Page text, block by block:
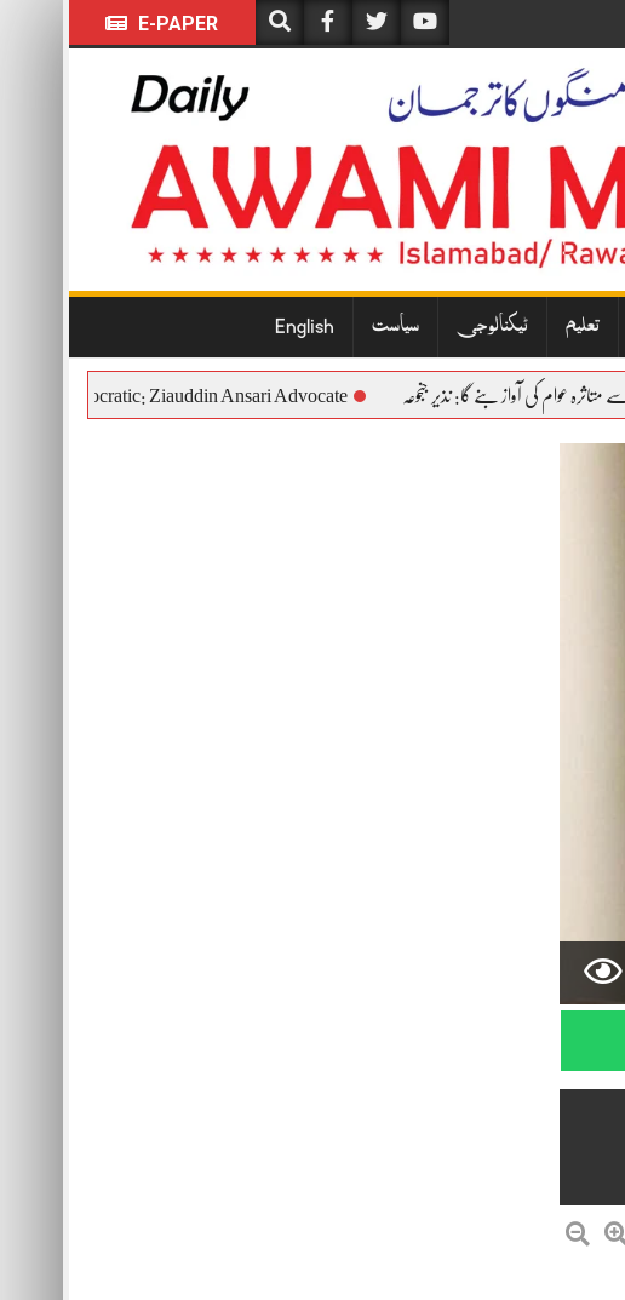
E-PAPER
تعلیم ٹیکنالوجی سیاست English
and Democratic: Ziauddin Ansari Advocate